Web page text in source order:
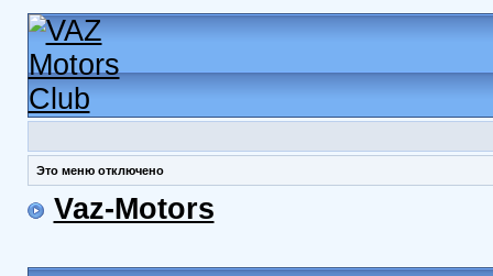
Это меню отключено
Vaz-Motors